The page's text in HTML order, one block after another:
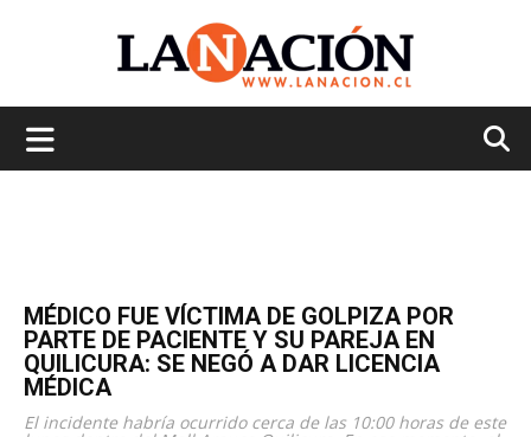
MÉDICO FUE VÍCTIMA DE GOLPIZA POR
PARTE DE PACIENTE Y SU PAREJA EN
QUILICURA: SE NEGÓ A DAR LICENCIA
MÉDICA
El incidente habría ocurrido cerca de las 10:00 horas de este